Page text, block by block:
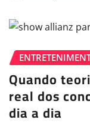
Quando
real dos
dia a dia